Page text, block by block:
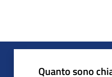
Quanto sono